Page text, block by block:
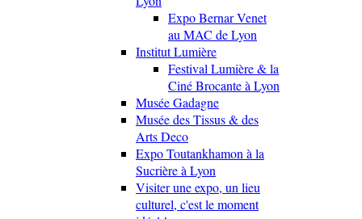
Expo Bernar Venet
au MAC de Lyon
Institut Lumière
Festival Lumière & la
Ciné Brocante à Lyon
Musée Gadagne
Musée des Tissus & des
Arts Deco
Expo Toutankhamon à la
Sucrière à Lyon
Visiter une expo, un lieu
culturel, c'est le moment